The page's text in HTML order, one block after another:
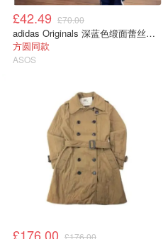
£42.49 £70.00
adidas Originals 深蓝色缎面蕾丝边长裤
方圆同款
ASOS
£176.00 £176.00